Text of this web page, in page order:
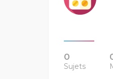
0
Sujets